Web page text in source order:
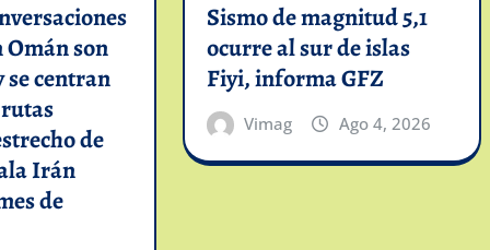
Omán son
se centran
de
Irán
de
Sismo de magnitud 5,1
ocurre al sur de islas
Fiyi, informa GFZ
Vimag Ago 4, 2026